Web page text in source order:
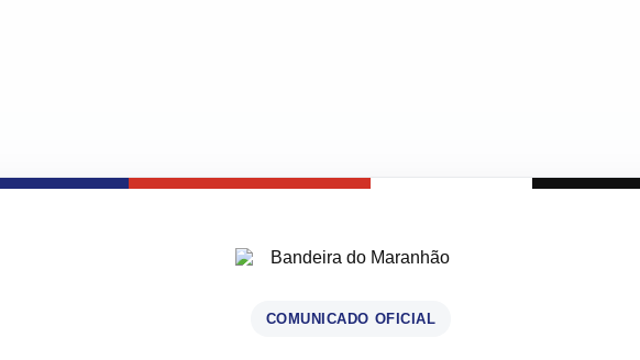
COMUNICADO OFICIAL